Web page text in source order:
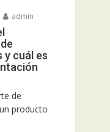
admin
y cuál es
de
producto